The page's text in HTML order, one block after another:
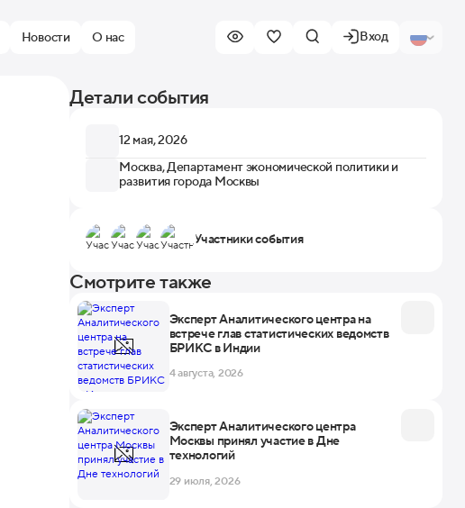
Новости О нас Вход
Детали события
12 мая, 2026
Москва, Департамент экономической политики и
развития города Москвы
Участники события
Смотрите также
Эксперт Аналитического центра на
встрече глав статистических ведомств
БРИКС в Индии
4 августа, 2026
Эксперт Аналитического центра
Москвы принял участие в Дне
технологий
29 июля, 2026